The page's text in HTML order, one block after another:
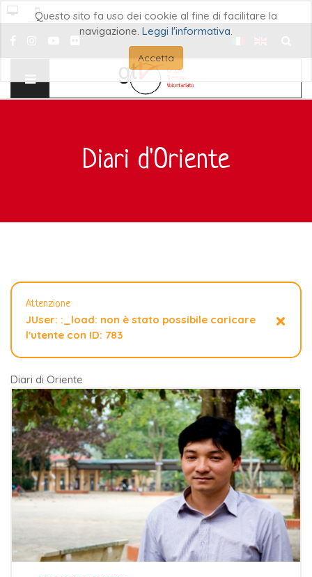
Questo sito fa uso dei cookie al fine di facilitare la
navigazione. Leggi l'informativa.
Accetta
Diari d'Oriente
×
Attenzione
JUser: :_load: non è stato possibile caricare
l'utente con ID: 783
Diari di Oriente